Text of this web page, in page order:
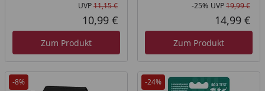
Ursprünglicher Preis
UVP11,15 €
Aktueller Preis
10,99 €
Zum Produkt
-25% UVP19,99 €
14,99 €
Zum Produkt
-8% -24%